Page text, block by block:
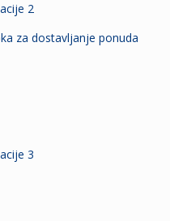
2
za dostavljanje ponuda
3